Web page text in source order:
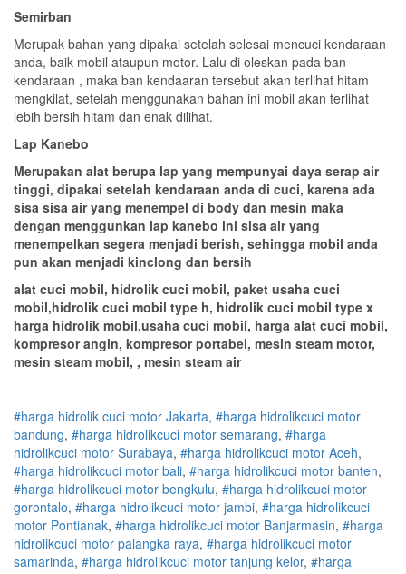
Semirban
Merupak bahan yang dipakai setelah selesai mencuci kendaraan
anda, baik mobil ataupun motor. Lalu di oleskan pada ban
kendaraan , maka ban kendaaran tersebut akan terlihat hitam
mengkilat, setelah menggunakan bahan ini mobil akan terlihat
lebih bersih hitam dan enak dilihat.
Lap Kanebo
Merupakan alat berupa lap yang mempunyai daya serap air
tinggi, dipakai setelah kendaraan anda di cuci, karena ada
sisa sisa air yang menempel di body dan mesin maka
dengan menggunkan lap kanebo ini sisa air yang
menempelkan segera menjadi berish, sehingga mobil anda
pun akan menjadi kinclong dan bersih
alat cuci mobil, hidrolik cuci mobil, paket usaha cuci
mobil,hidrolik cuci mobil type h, hidrolik cuci mobil type x
harga hidrolik mobil,usaha cuci mobil, harga alat cuci mobil,
kompresor angin, kompresor portabel, mesin steam motor,
mesin steam mobil, , mesin steam air
#harga hidrolik cuci motor Jakarta, #harga hidrolikcuci motor
bandung, #harga hidrolikcuci motor semarang, #harga
hidrolikcuci motor Surabaya, #harga hidrolikcuci motor Aceh,
#harga hidrolikcuci motor bali, #harga hidrolikcuci motor banten,
#harga hidrolikcuci motor bengkulu, #harga hidrolikcuci motor
gorontalo, #harga hidrolikcuci motor jambi, #harga hidrolikcuci
motor Pontianak, #harga hidrolikcuci motor Banjarmasin, #harga
hidrolikcuci motor palangka raya, #harga hidrolikcuci motor
samarinda, #harga hidrolikcuci motor tanjung kelor, #harga